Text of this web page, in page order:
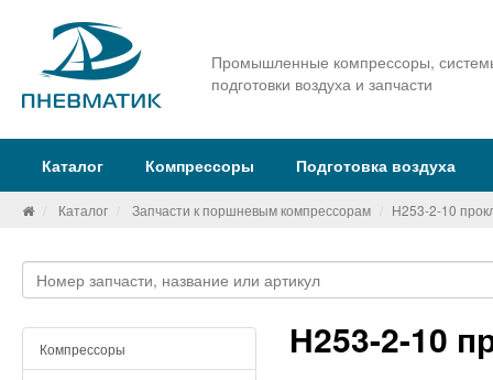
Промышленные компрессоры,
подготовки воздуха и запчасти
Каталог Компрессоры Подготовка воздуха
Каталог Запчасти к поршневым компрессорам Н253-2-10
Компрессоры Н253-2-10